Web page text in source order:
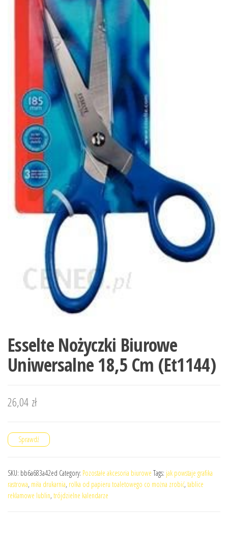
Esselte Nożyczki Biurowe
Uniwersalne 18,5 Cm (Et1144)
26,04 zł
Sprawdź
SKU: bb6a683a42ed Category: Pozostałe akcesoria biurowe Tags: jak powstaje grafika
rastrowa, miła drukarnia, rolka od papieru toaletowego co można zrobić, tablice
reklamowe lublin, trójdzielne kalendarze